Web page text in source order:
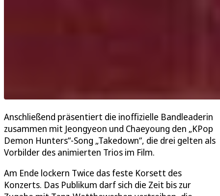
Anschließend präsentiert die inoffizielle Bandleaderin
zusammen mit Jeongyeon und Chaeyoung den „KPop
Demon Hunters“-Song „Takedown“, die drei gelten als
Vorbilder des animierten Trios im Film.
Am Ende lockern Twice das feste Korsett des
Konzerts. Das Publikum darf sich die Zeit bis zur